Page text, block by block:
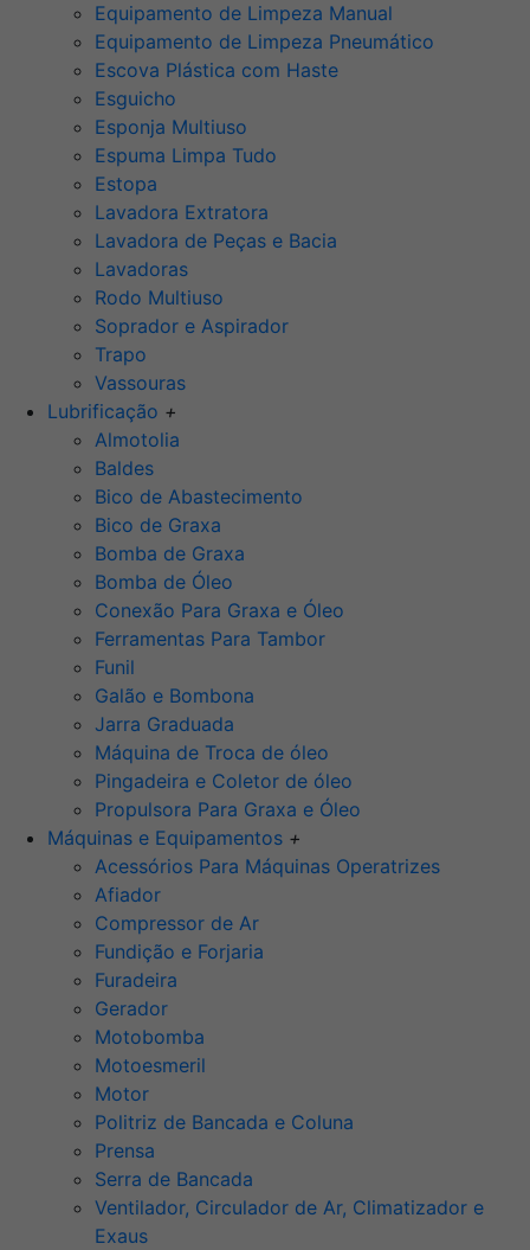
Equipamento de Limpeza Manual
Equipamento de Limpeza Pneumático
Escova Plástica com Haste
Esguicho
Esponja Multiuso
Espuma Limpa Tudo
Estopa
Lavadora Extratora
Lavadora de Peças e Bacia
Lavadoras
Rodo Multiuso
Soprador e Aspirador
Trapo
Vassouras
Lubrificação +
Almotolia
Baldes
Bico de Abastecimento
Bico de Graxa
Bomba de Graxa
Bomba de Óleo
Conexão Para Graxa e Óleo
Ferramentas Para Tambor
Funil
Galão e Bombona
Jarra Graduada
Máquina de Troca de óleo
Pingadeira e Coletor de óleo
Propulsora Para Graxa e Óleo
Máquinas e Equipamentos +
Acessórios Para Máquinas Operatrizes
Afiador
Compressor de Ar
Fundição e Forjaria
Furadeira
Gerador
Motobomba
Motoesmeril
Motor
Politriz de Bancada e Coluna
Prensa
Serra de Bancada
Ventilador, Circulador de Ar, Climatizador e
Exaus